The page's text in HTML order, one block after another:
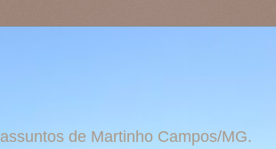
de Martinho Campos/MG.